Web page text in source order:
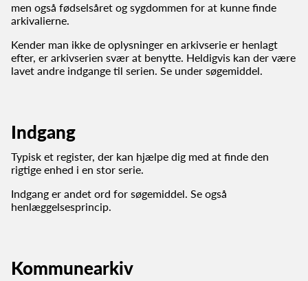
men også fødselsåret og sygdommen for at kunne finde
arkivalierne.
Kender man ikke de oplysninger en arkivserie er henlagt
efter, er arkivserien svær at benytte. Heldigvis kan der være
lavet andre indgange til serien. Se under søgemiddel.
Indgang
Typisk et register, der kan hjælpe dig med at finde den
rigtige enhed i en stor serie.
Indgang er andet ord for søgemiddel. Se også
henlæggelsesprincip.
Kommunearkiv